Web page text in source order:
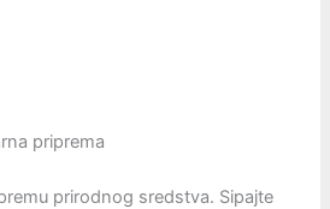
priprema
prirodnog sredstva. Sipajte